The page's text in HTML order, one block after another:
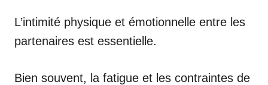
L’intimité physique et émotionnelle entre les
partenaires est essentielle.
Bien souvent, la fatigue et les contraintes de